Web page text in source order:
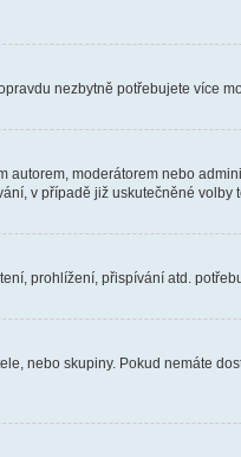
nezbytně potřebujete více
moderátorem nebo
v případě již uskutečněné
prohlížení, přispívání atd.
nebo skupiny. Pokud nemáte